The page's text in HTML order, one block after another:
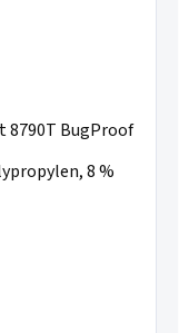
8790T BugProof
8 %